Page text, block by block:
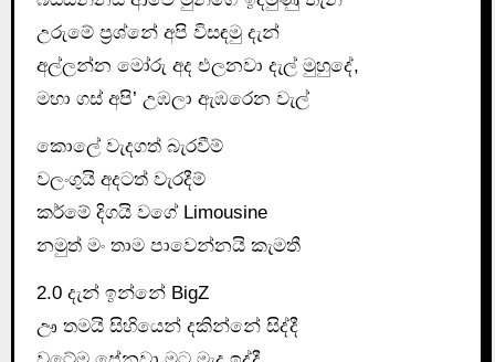
උරුමේ ප්‍රශ්නේ අපි විසඳමු දැන්
අල්ලන්න මෝරු අද එලනවා දැල් මුහුදේ,
මහා ගස් අපි’ උඹලා ඇඹරෙන වැල්
කොලේ වැදගත් බැරවීම්
වලංගුයි අදටත් වැරදීම්
කර්මේ දිගයි වගේ Limousine
නමුත් මං තාම පාවෙන්නයි කැමතී
2.0 දැන් ඉන්නේ BigZ
ඌ තමයි සිහියෙන් දකින්නේ සිද්දී